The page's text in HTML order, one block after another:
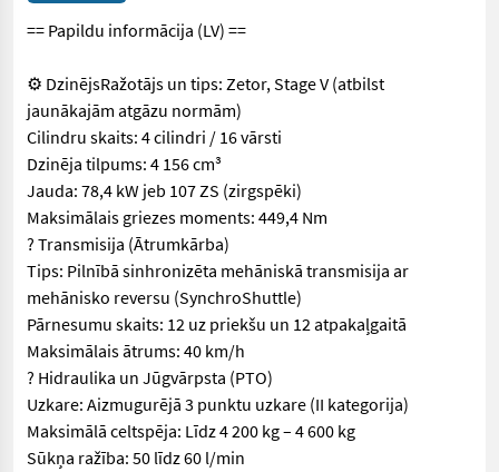
== Papildu informācija (LV) ==
⚙️ DzinējsRažotājs un tips: Zetor, Stage V (atbilst
jaunākajām atgāzu normām)
Cilindru skaits: 4 cilindri / 16 vārsti
Dzinēja tilpums: 4 156 cm³
Jauda: 78,4 kW jeb 107 ZS (zirgspēki)
Maksimālais griezes moments: 449,4 Nm
? Transmisija (Ātrumkārba)
Tips: Pilnībā sinhronizēta mehāniskā transmisija ar
mehānisko reversu (SynchroShuttle)
Pārnesumu skaits: 12 uz priekšu un 12 atpakaļgaitā
Maksimālais ātrums: 40 km/h
? Hidraulika un Jūgvārpsta (PTO)
Uzkare: Aizmugurējā 3 punktu uzkare (II kategorija)
Maksimālā celtspēja: Līdz 4 200 kg – 4 600 kg
Sūkņa ražība: 50 līdz 60 l/min